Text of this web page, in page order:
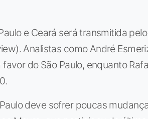
e Ceará será transmitida
Analistas como André
favor do São Paulo, enquanto
deve sofrer poucas